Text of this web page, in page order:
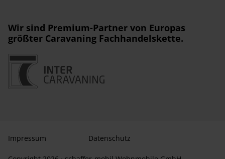
Wir sind Premium-Partner von Europas
größter Caravaning Fachhandelskette.
Impressum Datenschutz